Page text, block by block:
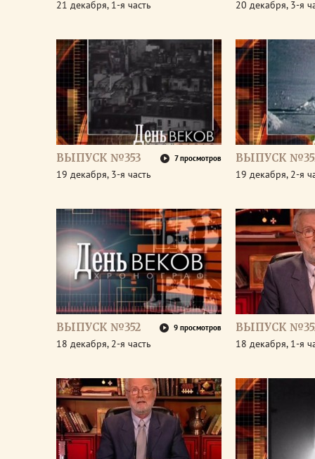
21 декабря, 1-я часть 20 декабря, 3-я
ВЫПУСК №353 7 просмотров
19 декабря, 3-я часть
ВЫПУСК
19 декабря, 2-я
ВЫПУСК №352 9 просмотров
18 декабря, 2-я часть
ВЫПУСК
18 декабря, 1-я